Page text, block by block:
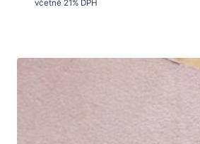
cena
včetně 21% DPH